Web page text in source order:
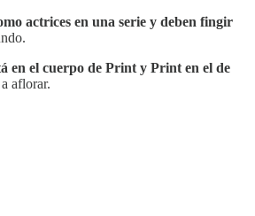
actrices en una serie y deben fingir
en el cuerpo de Print y Print en el de
aflorar.